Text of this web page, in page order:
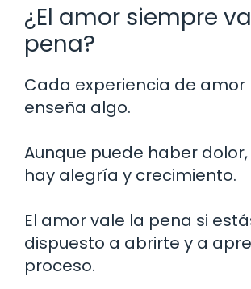
¿El amor siempre
pena?
Cada experiencia de amor
enseña algo.
Aunque puede haber
hay alegría y crecimiento.
El amor vale la pena si
dispuesto a abrirte y a
proceso.